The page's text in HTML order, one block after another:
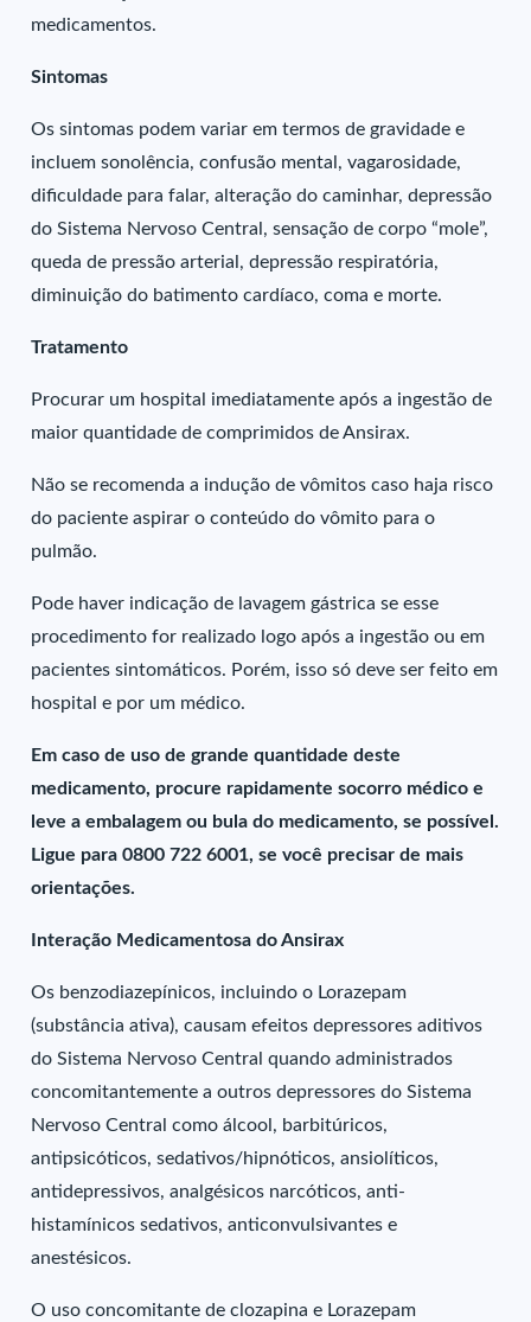
medicamentos.
Sintomas
Os sintomas podem variar em termos de gravidade e
incluem sonolência, confusão mental, vagarosidade,
dificuldade para falar, alteração do caminhar, depressão
do Sistema Nervoso Central, sensação de corpo “mole”,
queda de pressão arterial, depressão respiratória,
diminuição do batimento cardíaco, coma e morte.
Tratamento
Procurar um hospital imediatamente após a ingestão de
maior quantidade de comprimidos de Ansirax.
Não se recomenda a indução de vômitos caso haja risco
do paciente aspirar o conteúdo do vômito para o
pulmão.
Pode haver indicação de lavagem gástrica se esse
procedimento for realizado logo após a ingestão ou em
pacientes sintomáticos. Porém, isso só deve ser feito em
hospital e por um médico.
Em caso de uso de grande quantidade deste
medicamento, procure rapidamente socorro médico e
leve a embalagem ou bula do medicamento, se possível.
Ligue para 0800 722 6001, se você precisar de mais
orientações.
Interação Medicamentosa do Ansirax
Os benzodiazepínicos, incluindo o Lorazepam
(substância ativa), causam efeitos depressores aditivos
do Sistema Nervoso Central quando administrados
concomitantemente a outros depressores do Sistema
Nervoso Central como álcool, barbitúricos,
antipsicóticos, sedativos/hipnóticos, ansiolíticos,
antidepressivos, analgésicos narcóticos, anti-
histamínicos sedativos, anticonvulsivantes e
anestésicos.
O uso concomitante de clozapina e Lorazepam